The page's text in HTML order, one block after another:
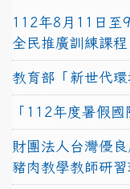
112年8月11日至
全民推廣訓練課
教育部「新世代環
「112年度暑假國
財團法人台灣優
豬肉教學教師研習